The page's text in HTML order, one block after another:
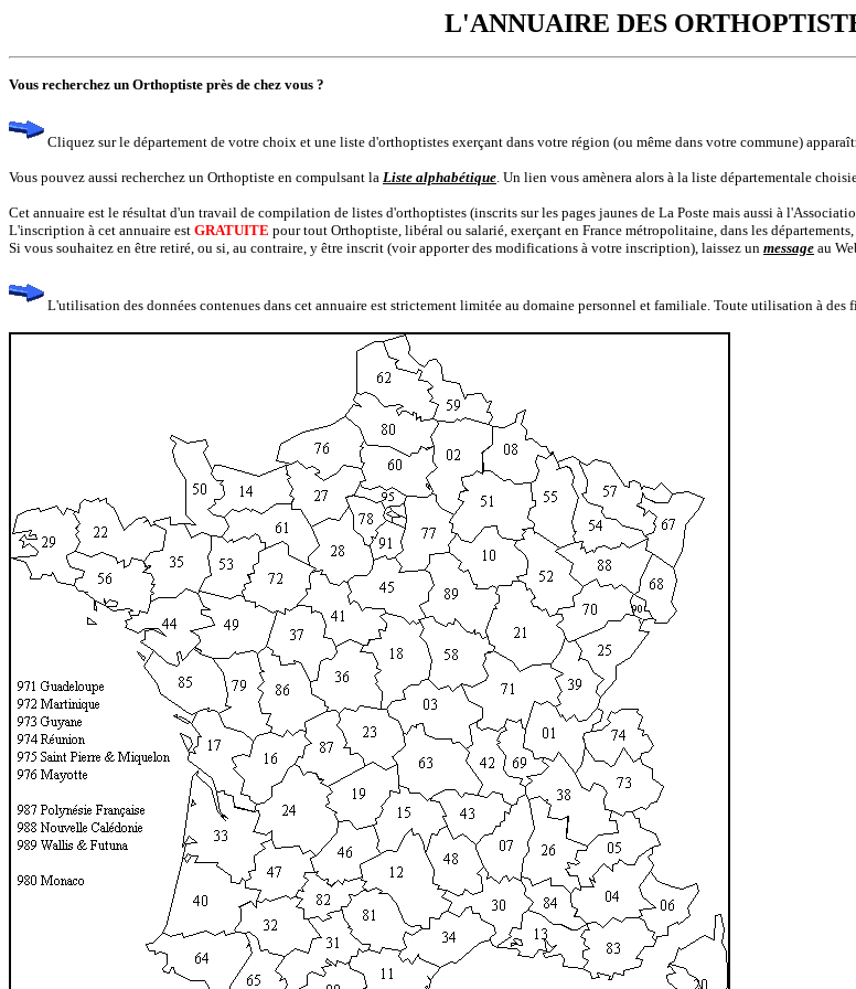
L'ANNUAIRE DES
Vous recherchez un Orthoptiste près de chez vous ?
Cliquez sur le département de votre choix et une liste d'orthoptistes exerçant dans votre région (ou même dans votre commune)
Vous pouvez aussi recherchez un Orthoptiste en compulsant la Liste alphabétique. Un lien vous amènera alors à la liste départementale
Cet annuaire est le résultat d'un travail de compilation de listes d'orthoptistes (inscrits sur les pages jaunes de La Poste mais aussi à
L'inscription à cet annuaire est GRATUITE pour tout Orthoptiste, libéral ou salarié, exerçant en France métropolitaine, dans les
Si vous souhaitez en être retiré, ou si, au contraire, y être inscrit (voir apporter des modifications à votre inscription), laissez un message au
L'utilisation des données contenues dans cet annuaire est strictement limitée au domaine personnel et familiale. Toute utilisation à